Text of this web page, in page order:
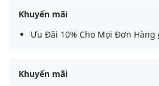
Khuyến mãi
Ưu Đãi 10% Cho Mọi Đơn Hàng
Khuyến mãi